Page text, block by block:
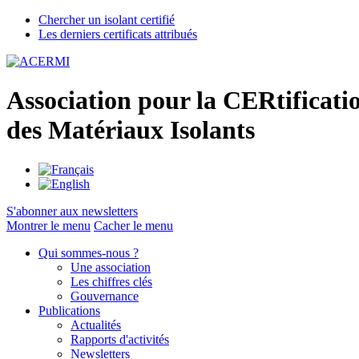
Chercher un isolant certifié
Les derniers certificats attribués
Association pour la CER
des Matériaux Isolants
S'abonner aux newsletters
Montrer le menu Cacher le menu
Qui sommes-nous ?
Une association
Les chiffres clés
Gouvernance
Publications
Actualités
Rapports d'activités
Newsletters